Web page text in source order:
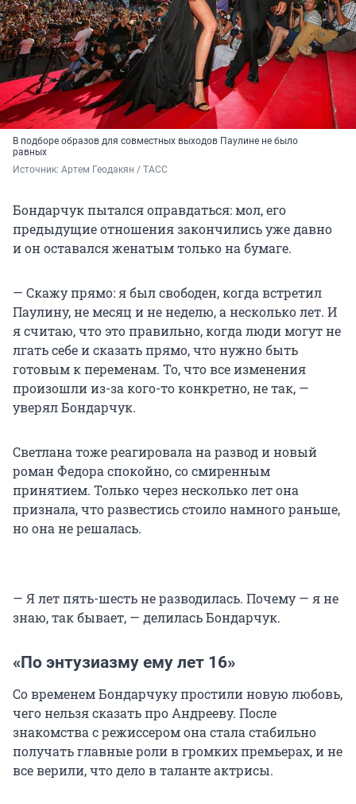
В подборе образов для совместных выходов Паулине не было
равных
Источник: Артем Геодакян / ТАСС
Бондарчук пытался оправдаться: мол, его
предыдущие отношения закончились уже давно
и он оставался женатым только на бумаге.
— Скажу прямо: я был свободен, когда встретил
Паулину, не месяц и не неделю, а несколько лет. И
я считаю, что это правильно, когда люди могут не
лгать себе и сказать прямо, что нужно быть
готовым к переменам. То, что все изменения
произошли из-за кого-то конкретно, не так, —
уверял Бондарчук.
Светлана тоже реагировала на развод и новый
роман Федора спокойно, со смиренным
принятием. Только через несколько лет она
признала, что развестись стоило намного раньше,
но она не решалась.
— Я лет пять-шесть не разводилась. Почему — я не
знаю, так бывает, — делилась Бондарчук.
«По энтузиазму ему лет 16»
Со временем Бондарчуку простили новую любовь,
чего нельзя сказать про Андрееву. После
знакомства с режиссером она стала стабильно
получать главные роли в громких премьерах, и не
все верили, что дело в таланте актрисы.